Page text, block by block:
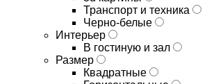
Транспорт и техника
Черно-белые
Интерьер
В гостиную и зал
Размер
Квадратные